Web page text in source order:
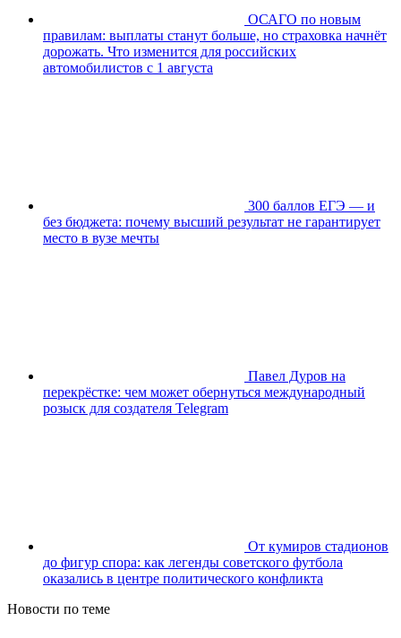
ОСАГО по новым
правилам: выплаты станут больше, но страховка начнёт
дорожать. Что изменится для российских
автомобилистов с 1 августа
300 баллов ЕГЭ — и
без бюджета: почему высший результат не гарантирует
место в вузе мечты
Павел Дуров на
перекрёстке: чем может обернуться международный
розыск для создателя Telegram
От кумиров стадионов
до фигур спора: как легенды советского футбола
оказались в центре политического конфликта
Новости по теме